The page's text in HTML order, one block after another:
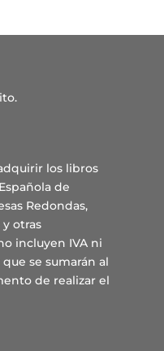
los libros
de
Redondas,
otras
incluyen IVA ni
se sumarán al
de realizar el